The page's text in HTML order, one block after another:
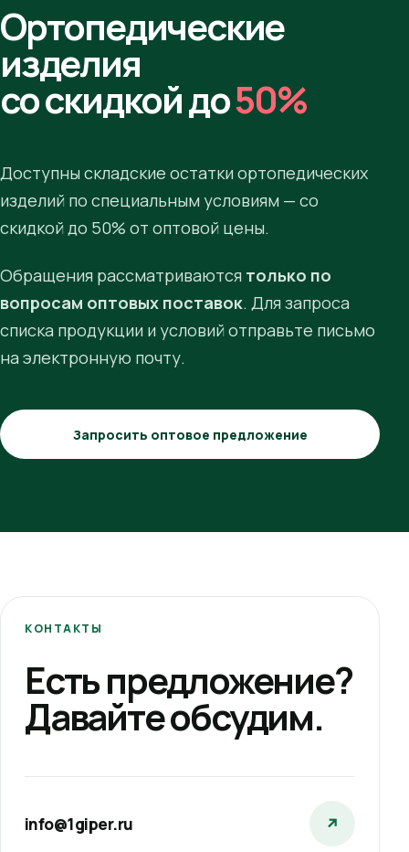
Ортопедические
изделия
со скидкой до50%
Доступны складские остатки ортопедических
изделий по специальным условиям — со
скидкой до 50% от оптовой цены.
Обращения рассматриваются только по
вопросам оптовых поставок. Для запроса
списка продукции и условий отправьте письмо
на электронную почту.
Запросить оптовое предложение
КОНТАКТЫ
Есть предложение?
Давайте обсудим.
info@1giper.ru ↗